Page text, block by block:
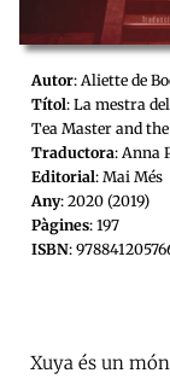
Autor: Aliette de
Títol: La mestra
Tea Master and
Traductora: Anna
Editorial: Mai Més
Any: 2020 (2019)
Pàgines: 197
ISBN:
Xuya és un